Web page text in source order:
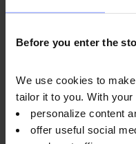
Before you enter the
We use cookies to
tailor it to you. With
personalize content
offer useful social
Parametri
Produttore: